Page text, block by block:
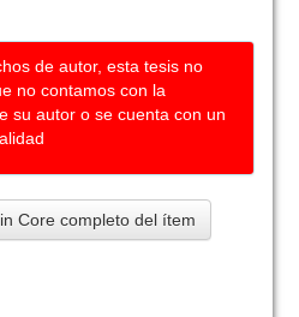
de autor, esta tesis no
no contamos con la
su autor o se cuenta con un
Core completo del ítem